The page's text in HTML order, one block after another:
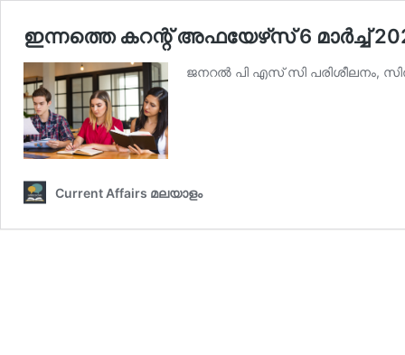
ഇന്നത്തെ കറന്റ് അഫയേഴ്‌സ് 6 മാര്‍ച്ച്‌
ജനറല്‍ പി എസ് സി പരിശീലനം,
Current Affairs മലയാളം